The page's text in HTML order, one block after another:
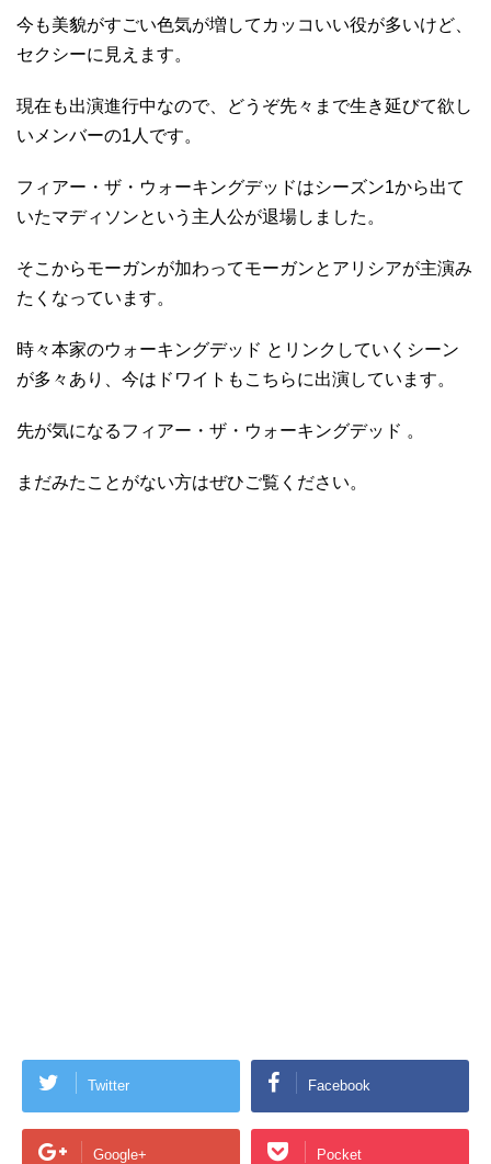
今も美貌がすごい色気が増してカッコいい役が多いけど、
セクシーに見えます。
現在も出演進行中なので、どうぞ先々まで生き延びて欲し
いメンバーの1人です。
フィアー・ザ・ウォーキングデッドはシーズン1から出て
いたマディソンという主人公が退場しました。
そこからモーガンが加わってモーガンとアリシアが主演み
たくなっています。
時々本家のウォーキングデッド とリンクしていくシーン
が多々あり、今はドワイトもこちらに出演しています。
先が気になるフィアー・ザ・ウォーキングデッド 。
まだみたことがない方はぜひご覧ください。
Twitter Facebook
Google+ Pocket